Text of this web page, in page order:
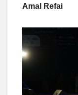
Amal Refai